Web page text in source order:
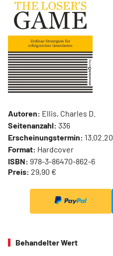
Autoren: Ellis, Charles D.
Seitenanzahl: 336
Erscheinungstermin:
Format: Hardcover
ISBN: 978-3-86470-862-6
Preis: 29,90 €
Behandelter Wert